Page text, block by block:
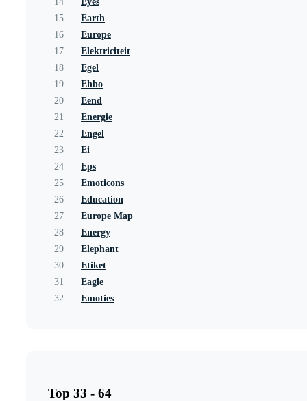
15
Earth
16
Europe
17
Elektriciteit
18
Egel
19
Ehbo
20
Eend
21
Energie
22
Engel
23
Ei
24
Eps
25
Emoticons
26
Education
27
Europe Map
28
Energy
29
Elephant
30
Etiket
31
Eagle
32
Emoties
Top 33 - 64